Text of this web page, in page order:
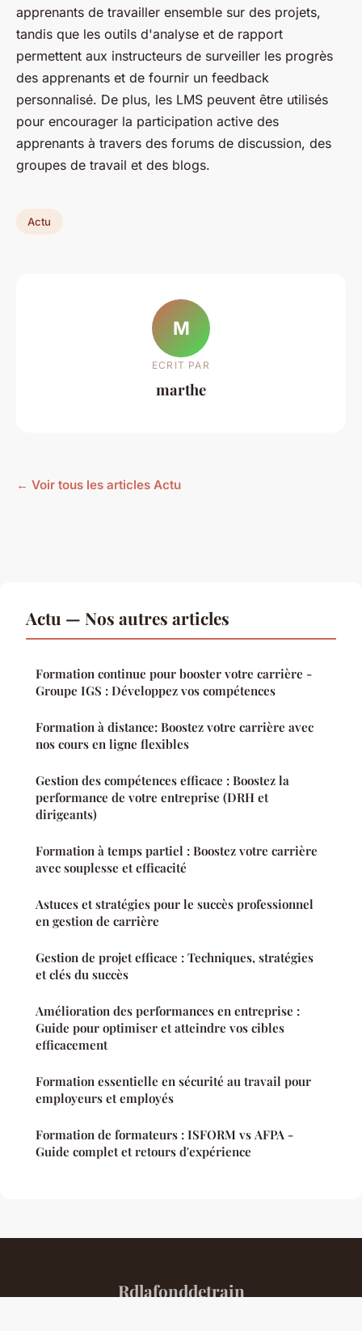
apprenants de travailler ensemble sur des projets,
tandis que les outils d'analyse et de rapport
permettent aux instructeurs de surveiller les progrès
des apprenants et de fournir un feedback
personnalisé. De plus, les LMS peuvent être utilisés
pour encourager la participation active des
apprenants à travers des forums de discussion, des
groupes de travail et des blogs.
Actu
M
ECRIT PAR
marthe
← Voir tous les articles Actu
Actu — Nos autres articles
Formation continue pour booster votre carrière -
Groupe IGS : Développez vos compétences
Formation à distance: Boostez votre carrière avec
nos cours en ligne flexibles
Gestion des compétences efficace : Boostez la
performance de votre entreprise (DRH et
dirigeants)
Formation à temps partiel : Boostez votre carrière
avec souplesse et efficacité
Astuces et stratégies pour le succès professionnel
en gestion de carrière
Gestion de projet efficace : Techniques, stratégies
et clés du succès
Amélioration des performances en entreprise :
Guide pour optimiser et atteindre vos cibles
efficacement
Formation essentielle en sécurité au travail pour
employeurs et employés
Formation de formateurs : ISFORM vs AFPA -
Guide complet et retours d'expérience
Rdlafonddetrain